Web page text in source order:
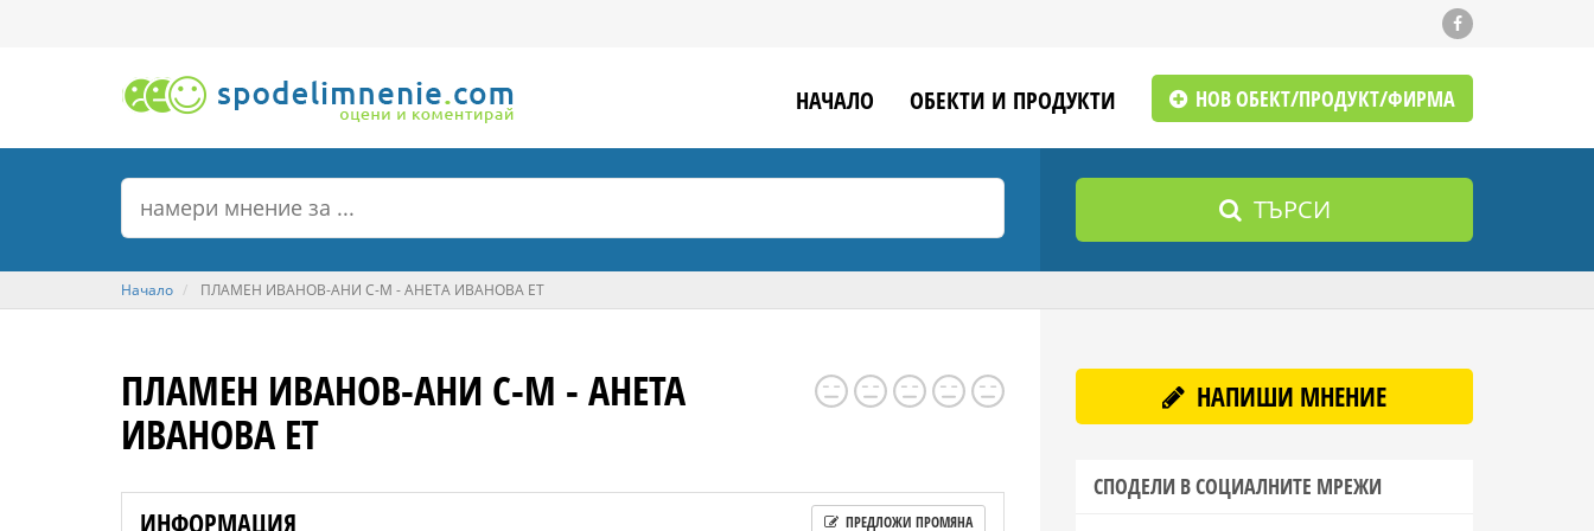
НАЧАЛО ОБЕКТИ И ПРОДУКТИ НОВ ОБЕКТ/ПРОДУКТ/ФИРМА
ТЪРСИ
Начало ПЛАМЕН ИВАНОВ-АНИ С-М - АНЕТА ИВАНОВА ЕТ
ПЛАМЕН ИВАНОВ-АНИ С-М - АНЕТА
ИВАНОВА ЕТ
ИНФОРМАЦИЯ ПРЕДЛОЖИ ПРОМЯНА
НАПИШИ МНЕНИЕ
СПОДЕЛИ В СОЦИАЛНИТЕ МРЕЖИ